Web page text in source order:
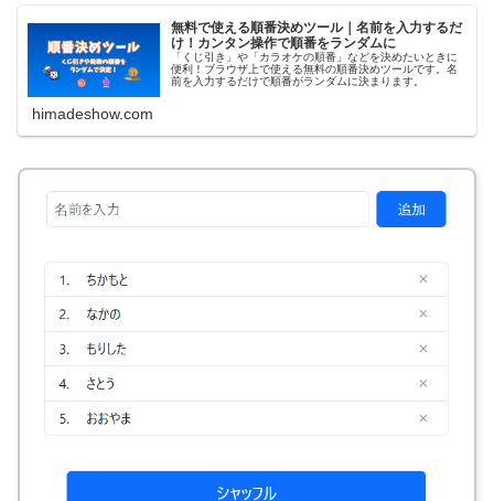
無料で使える順番決めツール｜名前を入力するだ
け！カンタン操作で順番をランダムに
「くじ引き」や「カラオケの順番」などを決めたいときに
便利！ブラウザ上で使える無料の順番決めツールです。名
前を入力するだけで順番がランダムに決まります。
himadeshow.com